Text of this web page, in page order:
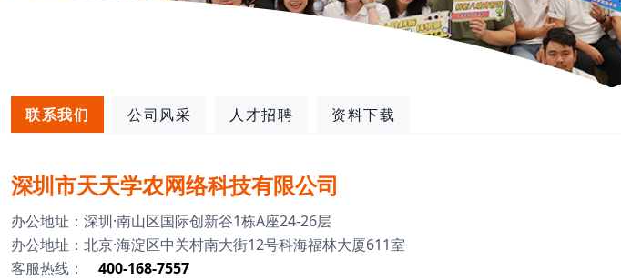
联系我们 公司风采 人才招聘 资料下载
深圳市天天学农网络科技有限公司
办公地址：深圳·南山区国际创新谷1栋A座24-26层
办公地址：北京·海淀区中关村南大街12号科海福林大厦611室
客服热线：
400-168-7557